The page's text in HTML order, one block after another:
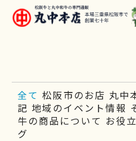
全て 松阪市のお店 丸中
記 地域のイベント情報
牛の商品について お役
グ